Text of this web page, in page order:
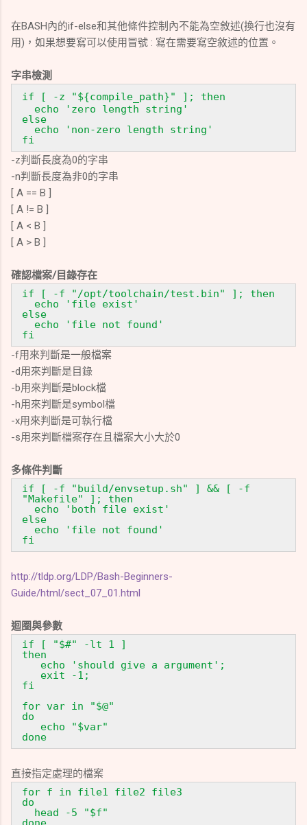
在BASH內的if-else和其他條件控制內不能為空敘述(換行也沒有
用)，如果想要寫可以使用冒號 : 寫在需要寫空敘述的位置。
字串檢測
if [ -z "${compile_path}" ]; then
echo 'zero length string'
else
echo 'non-zero length string'
fi
-z判斷長度為0的字串
-n判斷長度為非0的字串
[ A == B ]
[ A != B ]
[ A < B ]
[ A > B ]
確認檔案/目錄存在
if [ -f "/opt/toolchain/test.bin" ]; then
echo 'file exist'
else
echo 'file not found'
fi
-f用來判斷是一般檔案
-d用來判斷是目錄
-b用來判斷是block檔
-h用來判斷是symbol檔
-x用來判斷是可執行檔
-s用來判斷檔案存在且檔案大小大於0
多條件判斷
if [ -f "build/envsetup.sh" ] && [ -f
"Makefile" ]; then
echo 'both file exist'
else
echo 'file not found'
fi
http://tldp.org/LDP/Bash-Beginners-
Guide/html/sect_07_01.html
迴圈與參數
if [ "$#" -lt 1 ]
then
echo 'should give a argument';
exit -1;
fi
for var in "$@"
do
echo "$var"
done
直接指定處理的檔案
for f in file1 file2 file3
do
head -5 "$f"